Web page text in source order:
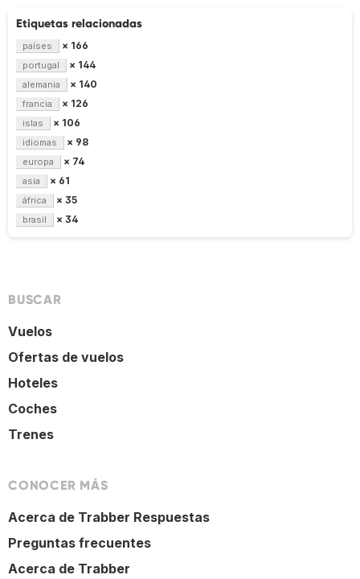
Etiquetas relacionadas
países × 166
portugal × 144
alemania × 140
francia × 126
islas × 106
idiomas × 98
europa × 74
asia × 61
áfrica × 35
brasil × 34
BUSCAR
Vuelos
Ofertas de vuelos
Hoteles
Coches
Trenes
CONOCER MÁS
Acerca de Trabber Respuestas
Preguntas frecuentes
Acerca de Trabber